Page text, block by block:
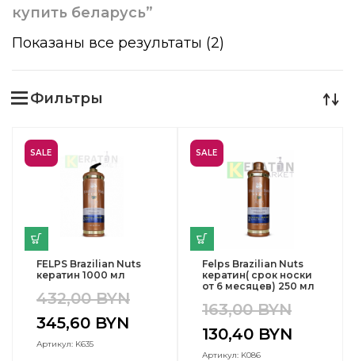
купить беларусь”
Показаны все результаты (2)
Фильтры
SALE
FELPS Brazilian Nuts
кератин 1000 мл
432,00BYN
345,60 BYN
Артикул: K635
SALE
Felps Brazilian Nuts
кератин( срок носки
от 6 месяцев) 250 мл
163,00BYN
130,40 BYN
Артикул: K086